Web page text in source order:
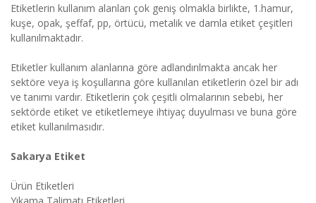
Etiketlerin kullanım alanları çok geniş olmakla birlikte, 1.hamur,
kuşe, opak, şeffaf, pp, örtücü, metalik ve damla etiket çeşitleri
kullanılmaktadır.
Etiketler kullanım alanlarına göre adlandırılmakta ancak her
sektöre veya iş koşullarına göre kullanılan etiketlerin özel bir adı
ve tanımı vardır. Etiketlerin çok çeşitli olmalarının sebebi, her
sektörde etiket ve etiketlemeye ihtiyaç duyulması ve buna göre
etiket kullanılmasıdır.
Sakarya Etiket
Ürün Etiketleri
Yıkama Talimatı Etiketleri